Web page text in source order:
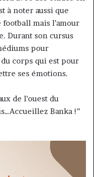
à noter aussi que
mais l’amour
Durant son cursus
pour
corps qui est pour
ses émotions.
de l’ouest du
Banka !’’